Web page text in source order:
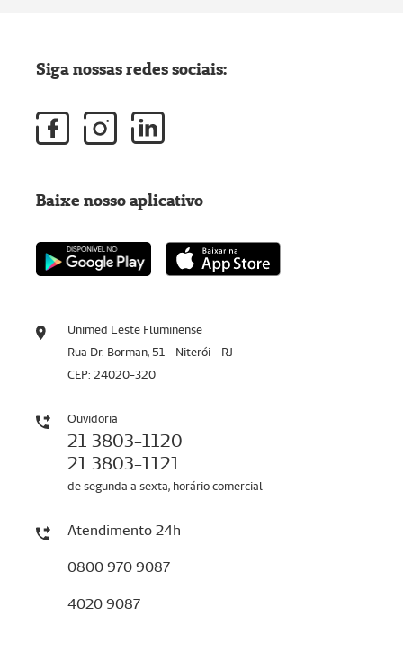
Unimed Leste Fluminense
Rua Dr. Borman, 51 - Niterói - RJ
CEP: 24020-320
Ouvidoria
21 3803-1120
21 3803-1121
de segunda a sexta, horário comercial
Atendimento 24h
0800 970 9087
4020 9087
Siga nossas redes sociais:
Baixe nosso aplicativo